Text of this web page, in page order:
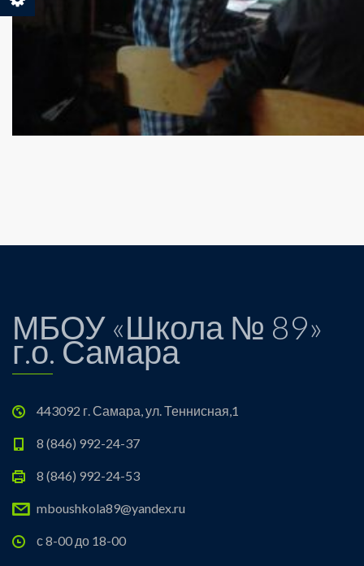
МБОУ «Школа № 89»
г.о. Самара
443092 г. Самара, ул. Теннисная,1
8 (846) 992-24-37
8 (846) 992-24-53
mboushkola89@yandex.ru
с 8-00 до 18-00